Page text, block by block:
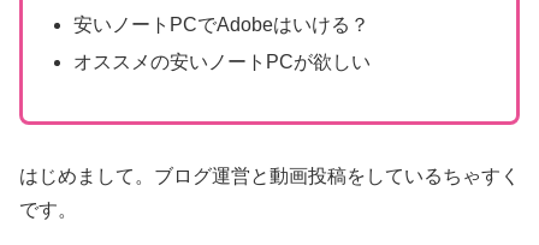
安いノートPCでAdobeはいける？
オススメの安いノートPCが欲しい
はじめまして。ブログ運営と動画投稿をしているちゃすく
です。